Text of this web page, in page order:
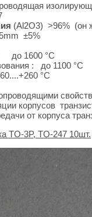
(Al2O3) >96% (он
±5%
до 1600 °C
: до 1100 °C
°C
корпусов
от корпуса
TO-3P, TO-247 10шт.